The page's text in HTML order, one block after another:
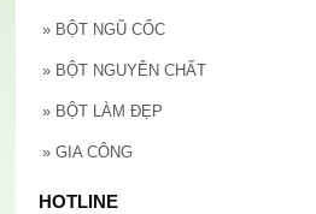
» BỘT NGŨ CỐC
» BỘT NGUYÊN CHẤT
» BỘT LÀM ĐẸP
» GIA CÔNG
HOTLINE